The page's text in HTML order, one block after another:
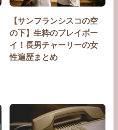
【サンフランシスコの空
の下】生粋のプレイボー
イ！長男チャーリーの女
性遍歴まとめ